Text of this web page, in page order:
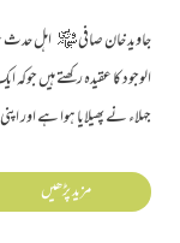
جاوید خان صافی ﷾ اہل حدث
جہلاء نے پھیلایا ہوا ہے
مزید پڑھیں